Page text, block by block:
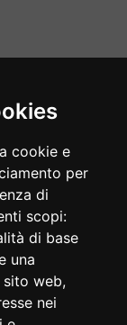
cookie e
per
di
scopi:
di base
una
sito web,
nei